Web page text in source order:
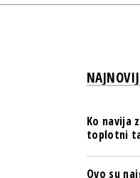
Ko navija
toplotni
Ovo su